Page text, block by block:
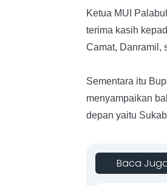
Ketua MUI
terima kasih
Camat, Danramil,
Sementara itu
menyampaikan
depan yaitu
Baca